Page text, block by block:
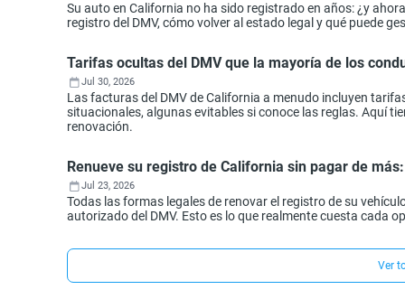
Su auto en California no ha sido registrado en años: ¿y
registro del DMV, cómo volver al estado legal y qué puede
Tarifas ocultas del DMV que la mayoría de los
Jul 30, 2026
Las facturas del DMV de California a menudo incluyen
situacionales, algunas evitables si conoce las reglas. Aquí
renovación.
Renueve su registro de California sin pagar de
Jul 23, 2026
Todas las formas legales de renovar el registro de su
autorizado del DMV. Esto es lo que realmente cuesta cada
Ver